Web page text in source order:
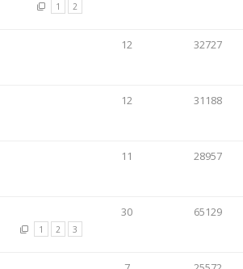
1 2
12 32727
12 31188
11 28957
1 2 3
30 65129